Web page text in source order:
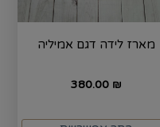
מארז לידה דגם אמיליה
380.00 ₪